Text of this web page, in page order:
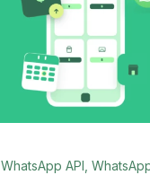
WhatsApp API